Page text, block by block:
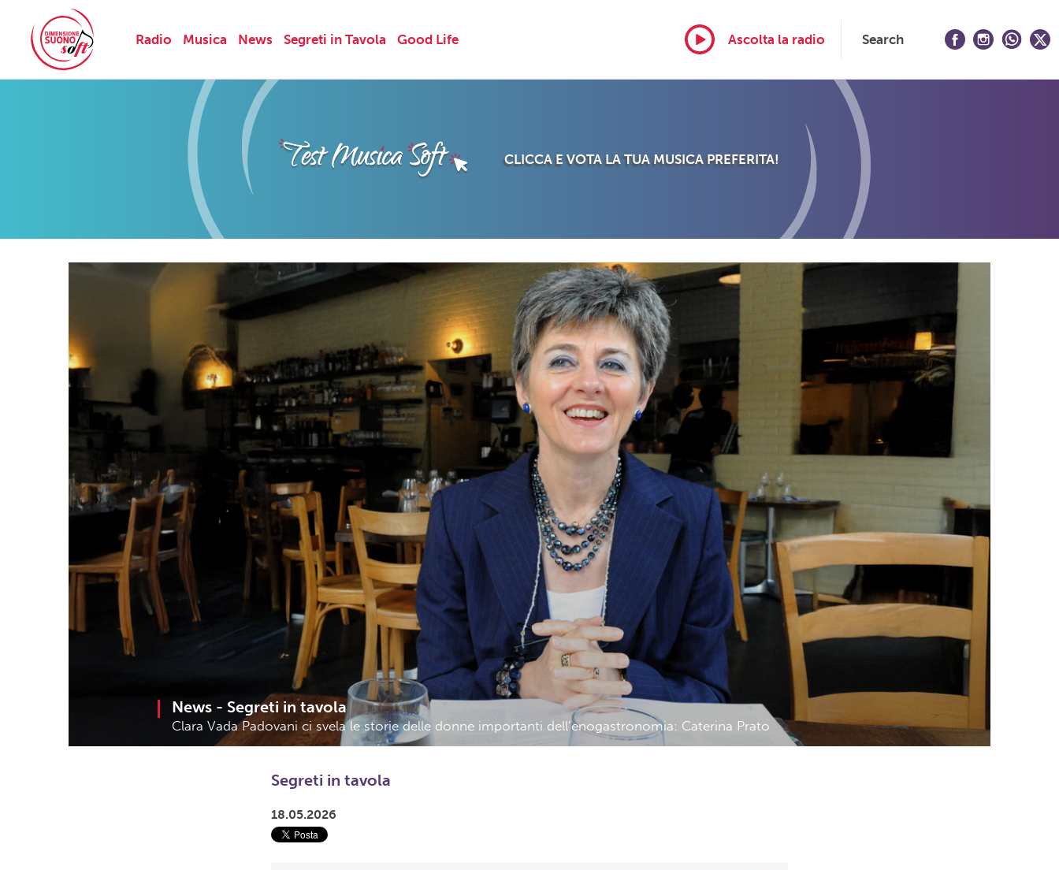
Radio Musica News Segreti in Tavola Good Life Ascolta la radio Search
CLICCA E VOTA LA TUA MUSICA PREFERITA!
News - Segreti in tavola
Clara Vada Padovani ci svela le storie delle donne importanti dell’enogastronomia: Caterina Prato
Segreti in tavola
18.05.2026